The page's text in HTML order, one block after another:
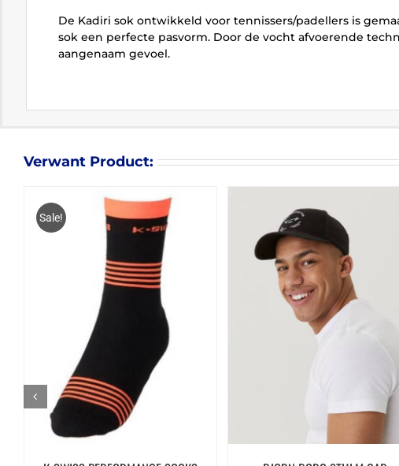
De Kadiri sok ontwikkeld voor tennissers/padellers is
sok een perfecte pasvorm. Door de vocht afvoerende
aangenaam gevoel.
Verwant Product:
Sale!